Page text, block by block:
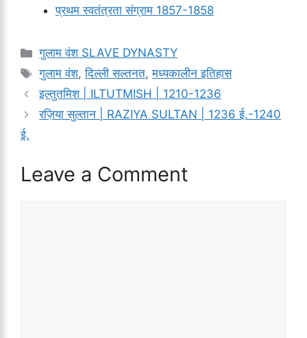
प्रथम स्वतंत्रता संग्राम 1857-1858
Categories
गुलाम वंश SLAVE DYNASTY
Tags
गुलाम वंश,दिल्ली सल्तनत,मध्यकालीन इतिहास
इल्तुतमिश | ILTUTMISH | 1210-1236
रज़िया सुल्तान | RAZIYA SULTAN | 1236 ई.-1240
ई.
Leave a Comment